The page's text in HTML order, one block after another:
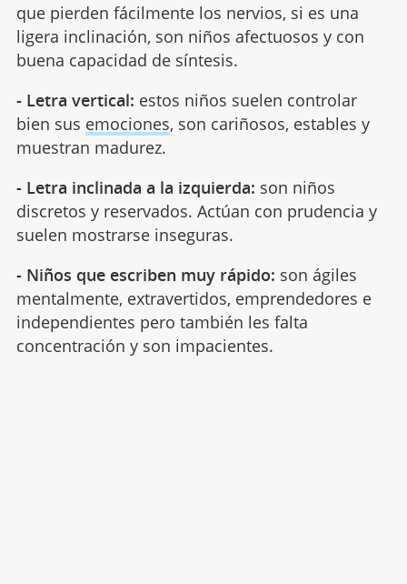
que pierden fácilmente los nervios, si es una
ligera inclinación, son niños afectuosos y con
buena capacidad de síntesis.
- Letra vertical: estos niños suelen controlar
bien sus emociones, son cariñosos, estables y
muestran madurez.
- Letra inclinada a la izquierda: son niños
discretos y reservados. Actúan con prudencia y
suelen mostrarse inseguras.
- Niños que escriben muy rápido: son ágiles
mentalmente, extravertidos, emprendedores e
independientes pero también les falta
concentración y son impacientes.